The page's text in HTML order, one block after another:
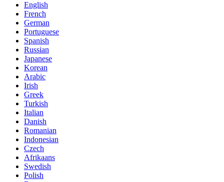
English
French
German
Portuguese
Spanish
Russian
Japanese
Korean
Arabic
Irish
Greek
Turkish
Italian
Danish
Romanian
Indonesian
Czech
Afrikaans
Swedish
Polish